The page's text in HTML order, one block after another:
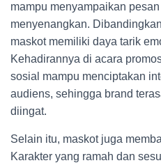
mampu menyampaikan
menyenangkan.
maskot memiliki daya tarik
Kehadirannya di acara
sosial mampu menciptakan
audiens, sehingga brand
diingat.
Selain itu, maskot juga
Karakter yang ramah dan